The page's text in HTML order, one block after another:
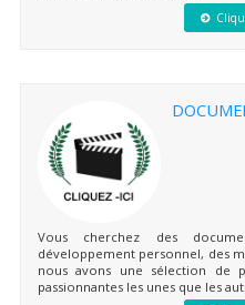
Vous cherchez des
développement personnel, des
nous avons une sélection de
passionnantes les unes que les